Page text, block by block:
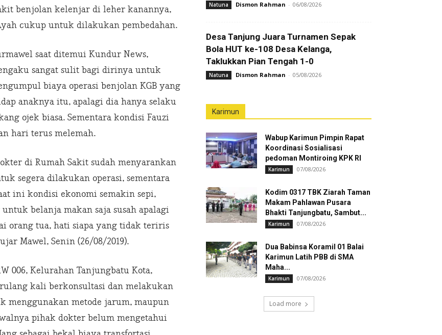
benjolan kelenjar di leher kanannya,
cukup untuk dilakukan pembedahan.
saat ditemui Kundur News,
sangat sulit bagi dirinya untuk
biaya operasi benjolan KGB yang
anaknya itu, apalagi dia hanya selaku
ojek biasa. Sementara kondisi Fauzi
hari terus melemah.
di Rumah Sakit sudah menyarankan
segera dilakukan operasi, sementara
ini kondisi ekonomi semakin sepi,
belanja makan saja susah apalagi
orang tua, hati siapa yang tidak teriris
Mawel, Senin (26/08/2019).
006, Kelurahan Tanjungbatu Kota,
kali berkonsultasi dan melakukan
menggunakan metode jarum, maupun
pihak dokter belum mengetahui
Natuna Dismon Rahman - 06/08/2026
Desa Tanjung Juara Turnamen Sepak
Bola HUT ke-108 Desa Kelanga,
Taklukkan Pian Tengah 1-0
Natuna Dismon Rahman - 05/08/2026
Karimun
Wabup Karimun Pimpin Rapat
Koordinasi Sosialisasi
pedoman Montiroing KPK RI
Karimun 07/08/2026
Kodim 0317 TBK Ziarah Taman
Makam Pahlawan Pusara
Bhakti Tanjungbatu, Sambut...
Karimun 07/08/2026
Dua Babinsa Koramil 01 Balai
Karimun Latih PBB di SMA
Maha...
Karimun 07/08/2026
Load more